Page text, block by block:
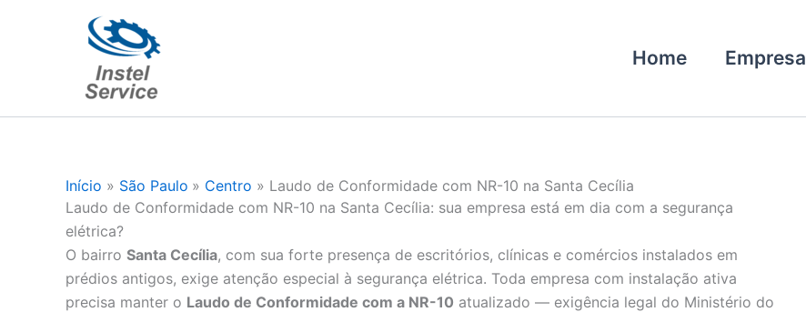
Home Empresa
Início São Paulo Centro
Laudo de Conformidade com NR-10 na Santa Cecília
Laudo de Conformidade com NR-10 na Santa Cecília: sua empresa está em dia com a segurança
elétrica?
O bairro Santa Cecília, com sua forte presença de escritórios, clínicas e comércios instalados em
prédios antigos, exige atenção especial à segurança elétrica. Toda empresa com instalação ativa
precisa manter o Laudo de Conformidade com a NR-10 atualizado — exigência legal do Ministério do